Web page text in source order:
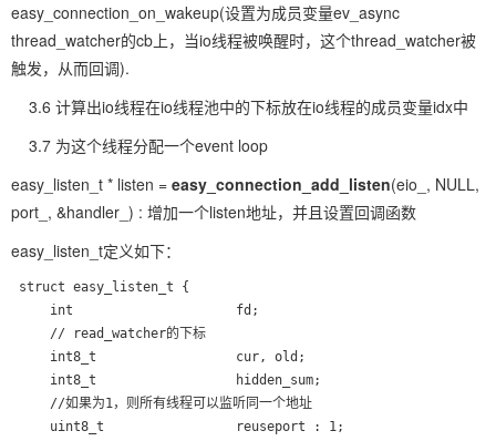
easy_connection_on_wakeup(设置为成员变量ev_async
thread_watcher的cb上，当io线程被唤醒时，这个thread_watcher被
触发，从而回调).
3.6 计算出io线程在io线程池中的下标放在io线程的成员变量idx中
3.7 为这个线程分配一个event loop
easy_listen_t * listen = easy_connection_add_listen(eio_, NULL,
port_, &handler_) : 增加一个listen地址，并且设置回调函数
easy_listen_t定义如下：
struct easy_listen_t {
     int                     fd;
     // read_watcher的下标
     int8_t                  cur, old;
     int8_t                  hidden_sum;
     //如果为1，则所有线程可以监听同一个地址
     uint8_t                 reuseport : 1;